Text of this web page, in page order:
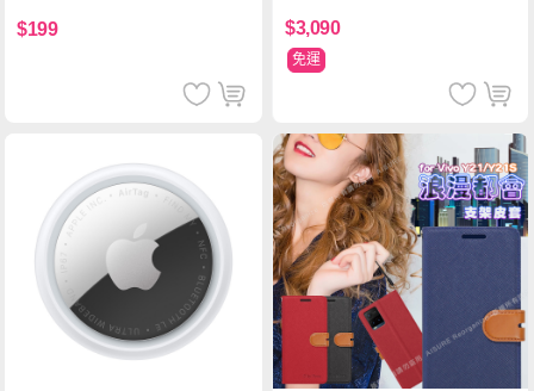
$199 $3,090
免運